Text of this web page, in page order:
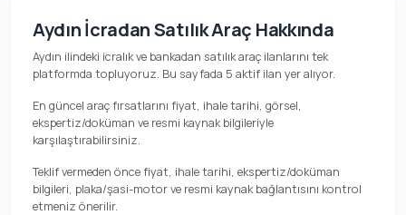
Aydın İcradan Satılık Araç Hakkında
Aydın ilindeki icralık ve bankadan satılık araç ilanlarını tek
platformda topluyoruz. Bu sayfada 5 aktif ilan yer alıyor.
En güncel araç fırsatlarını fiyat, ihale tarihi, görsel,
ekspertiz/doküman ve resmi kaynak bilgileriyle
karşılaştırabilirsiniz.
Teklif vermeden önce fiyat, ihale tarihi, ekspertiz/doküman
bilgileri, plaka/şasi-motor ve resmi kaynak bağlantısını kontrol
etmeniz önerilir.